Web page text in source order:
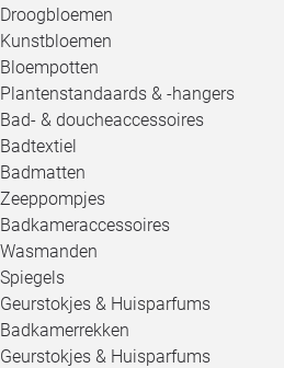
Droogbloemen
Kunstbloemen
Bloempotten
Plantenstandaards & -hangers
Bad- & doucheaccessoires
Badtextiel
Badmatten
Zeeppompjes
Badkameraccessoires
Wasmanden
Spiegels
Geurstokjes & Huisparfums
Badkamerrekken
Geurstokjes & Huisparfums